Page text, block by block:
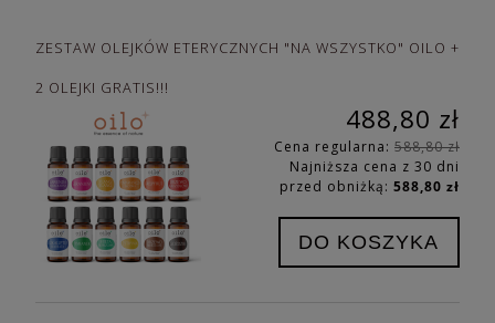
ZESTAW OLEJKÓW ETERYCZNYCH "NA WSZYSTKO" OILO +
2 OLEJKI GRATIS!!!
488,80 zł
Cena regularna: 588,80 zł
Najniższa cena z 30 dni
przed obniżką: 588,80 zł
DO KOSZYKA